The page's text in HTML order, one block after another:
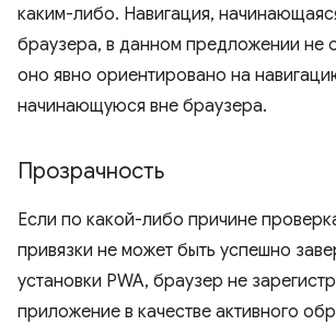
каким-либо. Навигация,
браузера, в данном предложении не
оно явно ориентировано на
начинающуюся вне браузера.
Прозрачность
Если по какой-либо причине
привязки не может быть успешно
установки PWA, браузер не
приложение в качестве активного